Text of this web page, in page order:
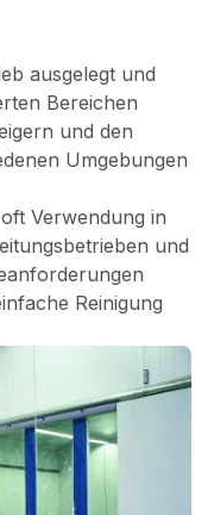
ausgelegt und
Bereichen
und den
Umgebungen
Verwendung in
und
Reinigung